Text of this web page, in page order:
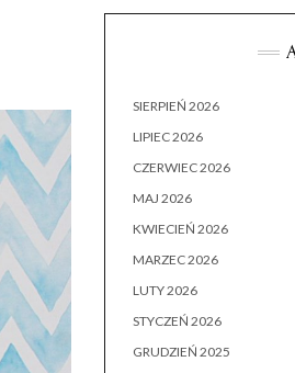
SIERPIEŃ 2026
LIPIEC 2026
CZERWIEC 2026
MAJ 2026
KWIECIEŃ 2026
MARZEC 2026
LUTY 2026
STYCZEŃ 2026
GRUDZIEŃ 2025